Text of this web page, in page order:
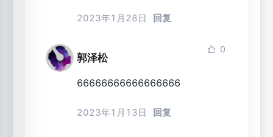
2023年1月28日 回复
郭泽松
0
66666666666666666
2023年1月13日 回复